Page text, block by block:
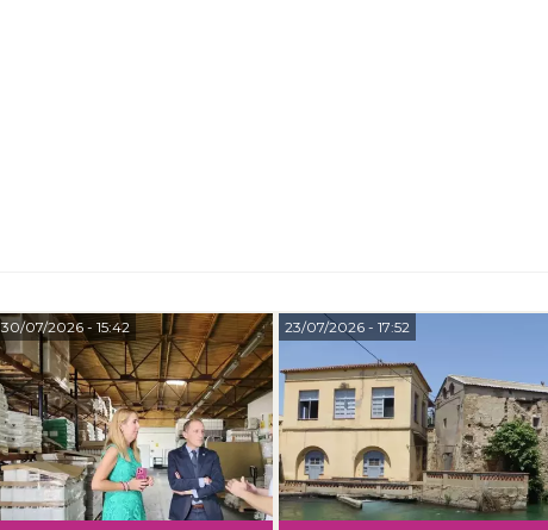
30/07/2026- 15:42 23/07/2026- 17:52